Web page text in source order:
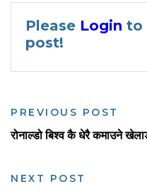
Please Login to
post!
PREVIOUS POST
रोनाल्डो बिश्व कै धेरै कमाउने
NEXT POST